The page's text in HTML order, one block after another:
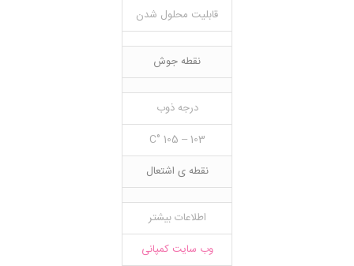
قابلیت محلول شدن
نقطه جوش
درجه ذوب
103 – 105 °C
نقطه ی اشتعال
اطلاعات بیشتر
وب سایت کمپانی